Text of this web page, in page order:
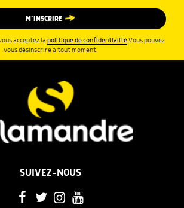
M’INSCRIRE
acceptez la politique de confidentialité.Vous pouvez
vous désinscrire à tout moment.
SUIVEZ-NOUS